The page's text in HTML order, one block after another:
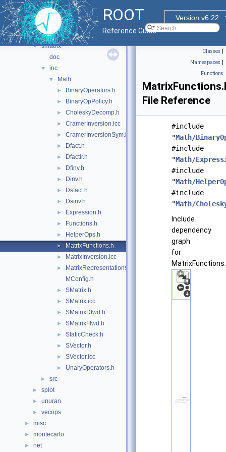
ROOT
Version v6.22
Reference Guide
► mlp
► physics
► quadp
► rtools
▼ smatrix
doc
▼ inc
▼ Math
► BinaryOperators.h
► BinaryOpPolicy.h
► CholeskyDecomp.h
► CramerInversion.icc
► CramerInversionSym.icc
► Dfact.h
► Dfactir.h
► Dfinv.h
► Dinv.h
► Dsfact.h
► Dsinv.h
► Expression.h
► Functions.h
► HelperOps.h
► MatrixFunctions.h
► MatrixInversion.icc
►
MatrixRepresentationsStatic.h
MConfig.h
► SMatrix.h
► SMatrix.icc
► SMatrixDfwd.h
► SMatrixFfwd.h
► StaticCheck.h
► SVector.h
► SVector.icc
► UnaryOperators.h
► src
► splot
► unuran
► vecops
► misc
► montecarlo
► net
Classes |
Namespaces |
Functions
File Reference
#include
"Math/
#include
"Math/
#include
"Math/
#include
"Math/
Include
dependency
graph
for